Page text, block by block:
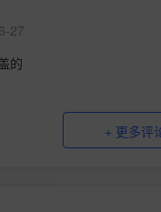
27
的
+ 更多评